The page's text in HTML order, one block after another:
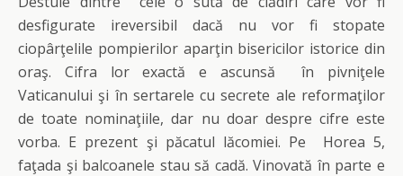
desfigurate ireversibil dacă nu vor fi stopate
ciopârţelile pompierilor aparţin bisericilor istorice din
oraş. Cifra lor exactă e ascunsă în pivniţele
Vaticanului şi în sertarele cu secrete ale reformaţilor
de toate nominaţiile, dar nu doar despre cifre este
vorba. E prezent şi păcatul lăcomiei. Pe Horea 5,
faţada şi balcoanele stau să cadă. Vinovată în parte e